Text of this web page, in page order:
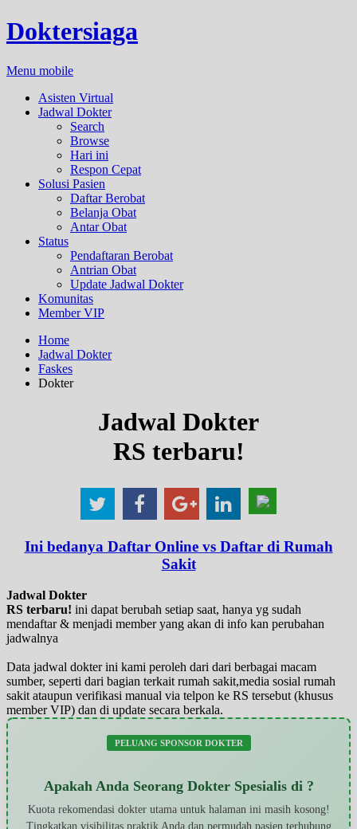
Doktersiaga
Menu mobile
Asisten Virtual
Jadwal Dokter
Search
Browse
Hari ini
Respon Cepat
Solusi Pasien
Daftar Berobat
Belanja Obat
Antar Obat
Status
Pendaftaran Berobat
Antrian Obat
Update Jadwal Dokter
Komunitas
Member VIP
Home
Jadwal Dokter
Faskes
Dokter
Jadwal Dokter
RS terbaru!
Ini bedanya Daftar Online vs Daftar di Rumah
Sakit
Jadwal Dokter
RS terbaru! ini dapat berubah setiap saat, hanya yg sudah
mendaftar & menjadi member yang akan di info kan perubahan
jadwalnya
Data jadwal dokter ini kami peroleh dari dari berbagai macam
sumber, seperti dari bagian terkait rumah sakit,media sosial rumah
sakit ataupun verifikasi manual via telpon ke RS tersebut (khusus
member VIP) dan di update secara berkala.
PELUANG SPONSOR DOKTER
Apakah Anda Seorang Dokter Spesialis di ?
Kuota rekomendasi dokter utama untuk halaman ini masih kosong!
Tingkatkan visibilitas praktik Anda dan permudah pasien terhubung